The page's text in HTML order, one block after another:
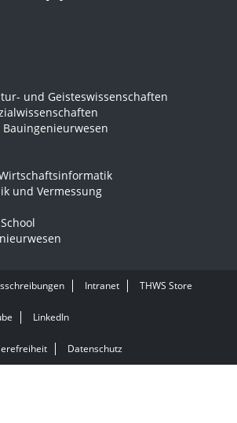
und Geisteswissenschaften
und Vermessung
Intranet THWS Store
LinkedIn
Datenschutz